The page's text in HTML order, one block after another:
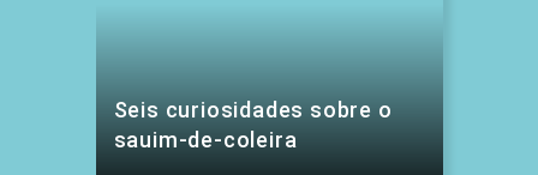
Seis curiosidades sobre o
sauim-de-coleira